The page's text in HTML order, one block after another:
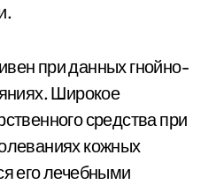
при данных гнойно-
Широкое
средства при
кожных
его лечебными